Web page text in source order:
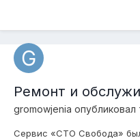
Ремонт и
gromowjenia опубликовал
Сервис «СТО Свобода»